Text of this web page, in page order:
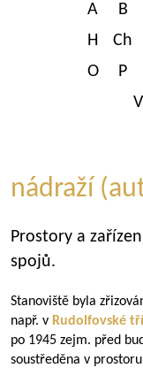
A B
H
Ch
O
P
V
nádraží
Prostory a
spojů.
Stanoviště byla
např. v Rudolfovské
po 1945 zejm. před
soustředěna v